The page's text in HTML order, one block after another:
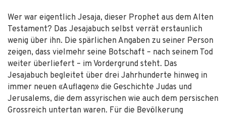
Wer war eigentlich Jesaja, dieser Prophet aus dem Alten
Testament? Das Jesajabuch selbst verrät erstaunlich
wenig über ihn. Die spärlichen Angaben zu seiner Person
zeigen, dass vielmehr seine Botschaft – nach seinem Tod
weiter überliefert – im Vordergrund steht. Das
Jesajabuch begleitet über drei Jahrhunderte hinweg in
immer neuen «Auflagen» die Geschichte Judas und
Jerusalems, die dem assyrischen wie auch dem persischen
Grossreich untertan waren. Für die Bevölkerung